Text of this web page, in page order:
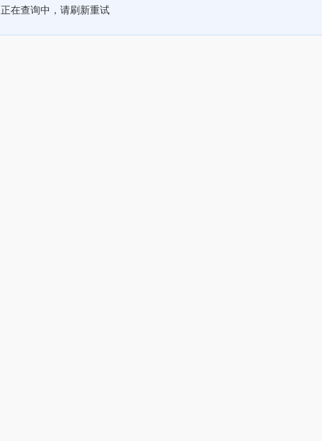
正在查询中，请刷新重试